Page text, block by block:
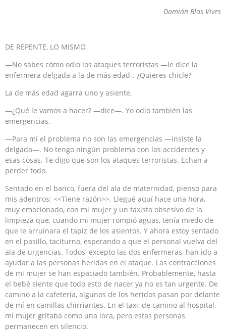
Damián Blas Vives
DE REPENTE, LO MISMO
—No sabes cómo odio los ataques terroristas —le dice la
enfermera delgada a la de más edad-. ¿Quieres chicle?
La de más edad agarra uno y asiente.
—¿Qué le vamos a hacer? —dice—. Yo odio también las
emergencias.
—Para mí el problema no son las emergencias —insiste la
delgada—. No tengo ningún problema con los accidentes y
esas cosas. Te digo que son los ataques terroristas. Echan a
perder todo.
Sentado en el banco, fuera del ala de maternidad, pienso para
mis adentros: <<Tiene razón>>. Llegué aquí hace una hora,
muy emocionado, con mi mujer y un taxista obsesivo de la
limpieza que, cuando mi mujer rompió aguas, tenía miedo de
que le arruinara el tapiz de los asientos. Y ahora estoy sentado
en el pasillo, taciturno, esperando a que el personal vuelva del
ala de urgencias. Todos, excepto las dos enfermeras, han ido a
ayudar a las personas heridas en el ataque. Las contracciones
de mi mujer se han espaciado también. Probablemente, hasta
el bebé siente que todo esto de nacer ya no es tan urgente. De
camino a la cafetería, algunos de los heridos pasan por delante
de mí en camillas chirriantes. En el taxi, de camino al hospital,
mi mujer gritaba como una loca, pero estas personas
permanecen en silencio.